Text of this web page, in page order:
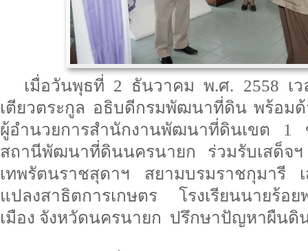
เมื่อวันพุธที่ 2 ธันวาคม พ.ศ. 2558 เ
เตียวตระกูล อธิบดีกรมพัฒนาที่ดิน พร้อม
ผู้อำนวยการสำนักงานพัฒนาที่ดินเขต 1
สถานีพัฒนาที่ดินนครนายก ร่วมรับเสด็จ
เทพรัตนราชสุดาฯ สยามบรมราชกุมารี
แปลงสาธิตการเกษตร โรงเรียนนายร้อ
เมือง จังหวัดนครนายก ปรึกษาปัญหาผืน